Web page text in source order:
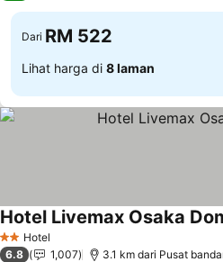
Dari RM 522
Lihat harga di 8 laman
2 Bintang
Hotel
Hotel Livemax Osaka
6.8 1,007 3.1 km dari Pusat